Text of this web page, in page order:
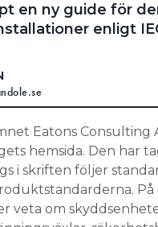
en ny guide för
enligt
Eatons
hemsida. Den har
i skriften följer
På
veta om